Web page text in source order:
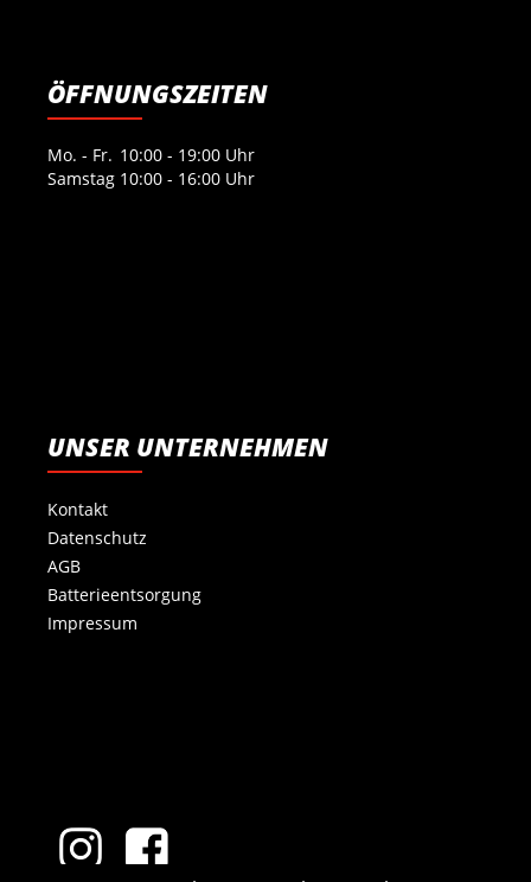
ÖFFNUNGSZEITEN
Mo. - Fr. 10:00 - 19:00 Uhr
Samstag 10:00 - 16:00 Uhr
UNSER UNTERNEHMEN
Kontakt
Datenschutz
AGB
Batterieentsorgung
Impressum